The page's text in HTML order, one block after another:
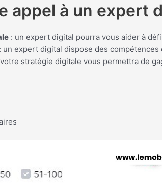
appel à un expert
: un expert digital pourra vous aider à
: un expert digital dispose des
stratégie digitale vous permettra de